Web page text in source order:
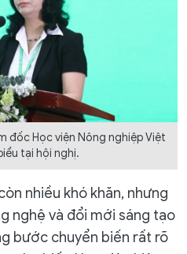
đốc Học viện Nông nghiệp Việt
tại hội nghị.
nhiều khó khăn, nhưng
nghệ và đổi mới sáng tạo
bước chuyển biến rất rõ